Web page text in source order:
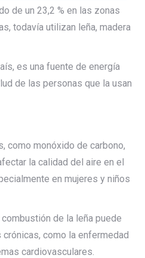
de un 23,2 % en las zonas
todavía utilizan leña, madera
es una fuente de energía
de las personas que la usan
como monóxido de carbono,
la calidad del aire en el
en mujeres y niños
de la leña puede
como la enfermedad
cardiovasculares.